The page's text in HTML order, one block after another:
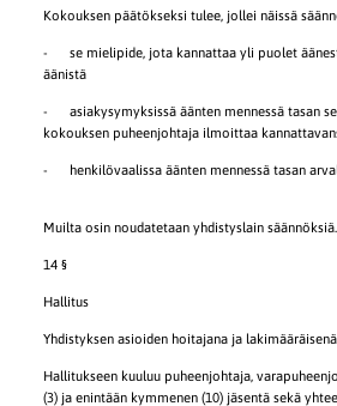
Kokouksen päätökseksi tulee, jollei näissä
- se mielipide, jota kannattaa yli puolet
äänistä
- asiakysymyksissä äänten mennessä tasan
kokouksen puheenjohtaja ilmoittaa
- henkilövaalissa äänten mennessä tasan
Muilta osin noudatetaan yhdistyslain säännöksiä.
14 §
Hallitus
Yhdistyksen asioiden hoitajana ja
Hallitukseen kuuluu puheenjohtaja,
(3) ja enintään kymmenen (10) jäsentä sekä